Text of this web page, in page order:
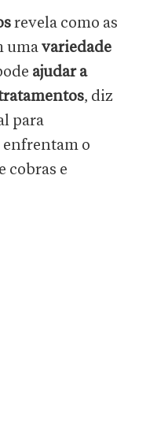
revela como as
umavariedade
ajudar a
, diz
para
o
cobras e